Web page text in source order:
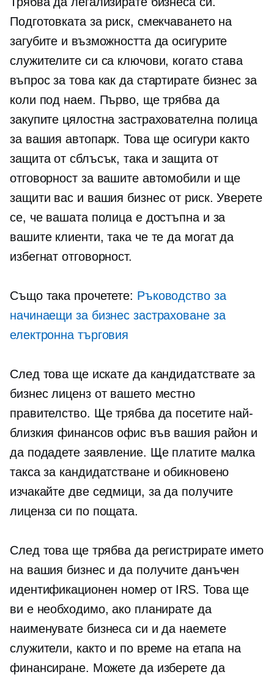
Подготовката за риск, смекчаването на
загубите и възможността да осигурите
служителите си са ключови, когато става
въпрос за това как да стартирате бизнес за
коли под наем. Първо, ще трябва да
закупите цялостна застрахователна полица
за вашия автопарк. Това ще осигури както
защита от сблъсък, така и защита от
отговорност за вашите автомобили и ще
защити вас и вашия бизнес от риск. Уверете
се, че вашата полица е достъпна и за
вашите клиенти, така че те да могат да
избегнат отговорност.
Също така прочетете: Ръководство за
начинаещи за бизнес застраховане за
електронна търговия
След това ще искате да кандидатствате за
бизнес лиценз от вашето местно
правителство. Ще трябва да посетите най-
близкия финансов офис във вашия район и
да подадете заявление. Ще платите малка
такса за кандидатстване и обикновено
изчакайте две седмици, за да получите
лиценза си по пощата.
След това ще трябва да регистрирате името
на вашия бизнес и да получите данъчен
идентификационен номер от IRS. Това ще
ви е необходимо, ако планирате да
наименувате бизнеса си и да наемете
служители, както и по време на етапа на
финансиране. Можете да изберете да